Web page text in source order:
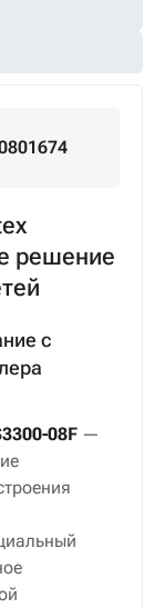
решение
с
08F —